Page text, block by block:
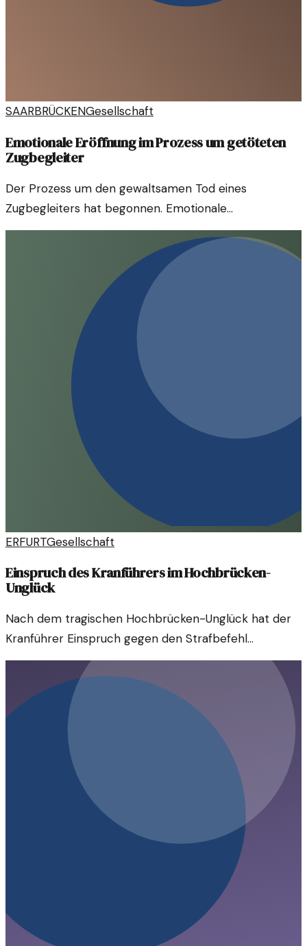
SAARBRÜCKENGesellschaft
Emotionale Eröffnung im Prozess um getöteten
Zugbegleiter
Der Prozess um den gewaltsamen Tod eines
Zugbegleiters hat begonnen. Emotionale
Zeugenaussagen prägen die ersten Tage im Gericht.
ERFURTGesellschaft
Einspruch des Kranführers im Hochbrücken-
Unglück
Nach dem tragischen Hochbrücken-Unglück hat der
Kranführer Einspruch gegen den Strafbefehl
eingelegt. Dies wirft Fragen zur Verantwortung auf.